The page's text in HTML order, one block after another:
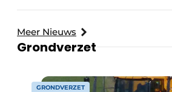
Meer Nieuws
Grondverzet
GRONDVERZET